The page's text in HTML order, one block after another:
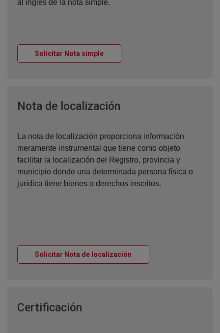
al inglés de la nota simple.
Solicitar Nota simpleVentana nueva
Nota de localización
La nota de localización proporciona información
meramente instrumental que tiene como objeto
facilitar la localización del Registro, provincia y
municipio donde una determinada persona física o
jurídica tiene bienes o derechos inscritos.
Solicitar Nota de localización
Certificación